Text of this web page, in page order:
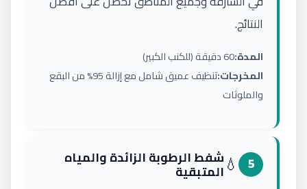
النتائج.
المدة:60 دقيقة (للكنب الكبير)
المخرجات:
تنظيف عميق شامل مع إزالة 95% من البقع
والملوثات
5
💧شفط الرطوبة الزائدة والمياه
المتبقية